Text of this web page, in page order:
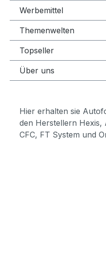
Werbemittel
Themenwelten
Topseller
Über uns
Hier erhalten sie
den Herstellern Hexis,
CFC, FT System und